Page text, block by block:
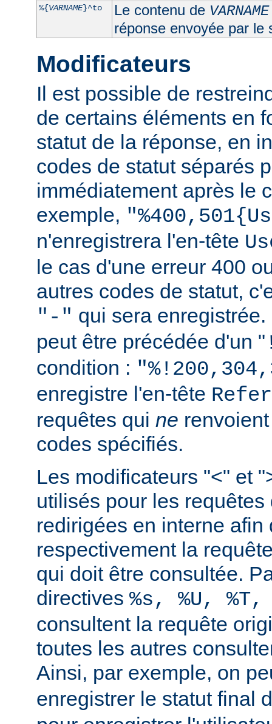
%{VARNAME}^to Le contenu de VARNAME
réponse envoyée par le
Modificateurs
Il est possible de
de certains éléments en
statut de la réponse, en
codes de statut séparés
immédiatement après le
exemple,
n'enregistrera l'en-tête
le cas d'une erreur 400
autres codes de statut,
"-" qui sera
peut être précédée d'un "
condition :
enregistre l'en-tête
requêtes qui ne
codes spécifiés.
Les modificateurs "<" et
utilisés pour les requêtes
redirigées en interne afin
respectivement la
qui doit être consultée.
directives %s, %U, %T,
consultent la requête
toutes les autres
Ainsi, par exemple, on
enregistrer le statut final